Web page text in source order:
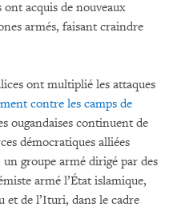
ont acquis de nouveaux
armés, faisant craindre
ont multiplié les attaques
contre les camps de
ougandaises continuent de
démocratiques alliées
groupe armé dirigé par des
armé l’État islamique,
et de l’Ituri, dans le cadre